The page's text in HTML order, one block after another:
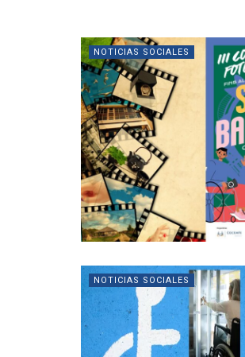
NOTICIAS SOCIALES
NOTICIAS SOCIALES